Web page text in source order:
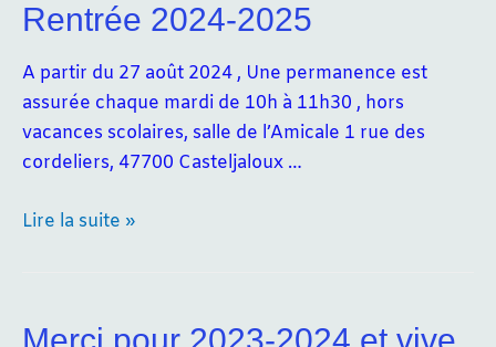
NOTRE
PERMANENCE
Rentrée 2024-2025
A partir du 27 août 2024 , Une permanence est
assurée chaque mardi de 10h à 11h30 , hors
vacances scolaires, salle de l’Amicale 1 rue des
cordeliers, 47700 Casteljaloux …
Rentrée
Lire la suite »